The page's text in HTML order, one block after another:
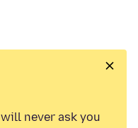
never ask you